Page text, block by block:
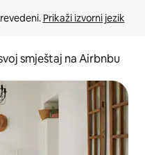
Prikaži izvorni jezik
smještaj na Airbnbu